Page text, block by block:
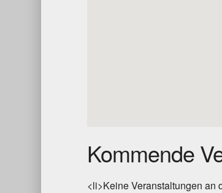
Kommende
<li>Keine Veranstaltungen an